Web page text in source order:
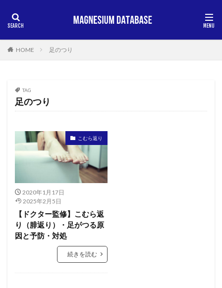
HOME 足のつり
TAG
足のつり
こむら返り
2020年1月17日
2025年2月5日
【ドクター監修】こむら返
り（腓返り）・足がつる原
因と予防・対処
続きを読む